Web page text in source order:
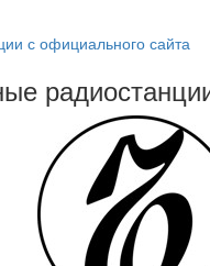
с официального сайта